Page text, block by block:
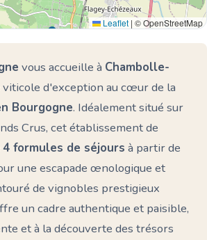
Leaflet | © OpenStreetMap
vous accueille à Chambolle-
viticole d'exception au cœur de la
Bourgogne. Idéalement situé sur
Crus, cet établissement de
4 formules de séjours à partir de
une escapade œnologique et
de vignobles prestigieux
un cadre authentique et paisible,
et à la découverte des trésors